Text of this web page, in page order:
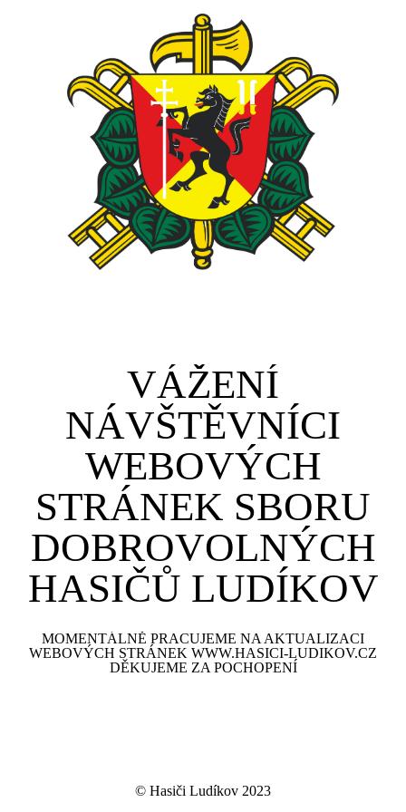
VÁŽENÍ
NÁVŠTĚVNÍCI
WEBOVÝCH
STRÁNEK SBORU
DOBROVOLNÝCH
HASIČŮ LUDÍKOV
MOMENTÁLNĚ PRACUJEME NA AKTUALIZACI
WEBOVÝCH STRÁNEK WWW.HASICI-LUDIKOV.CZ
DĚKUJEME ZA POCHOPENÍ
© Hasiči Ludíkov 2023